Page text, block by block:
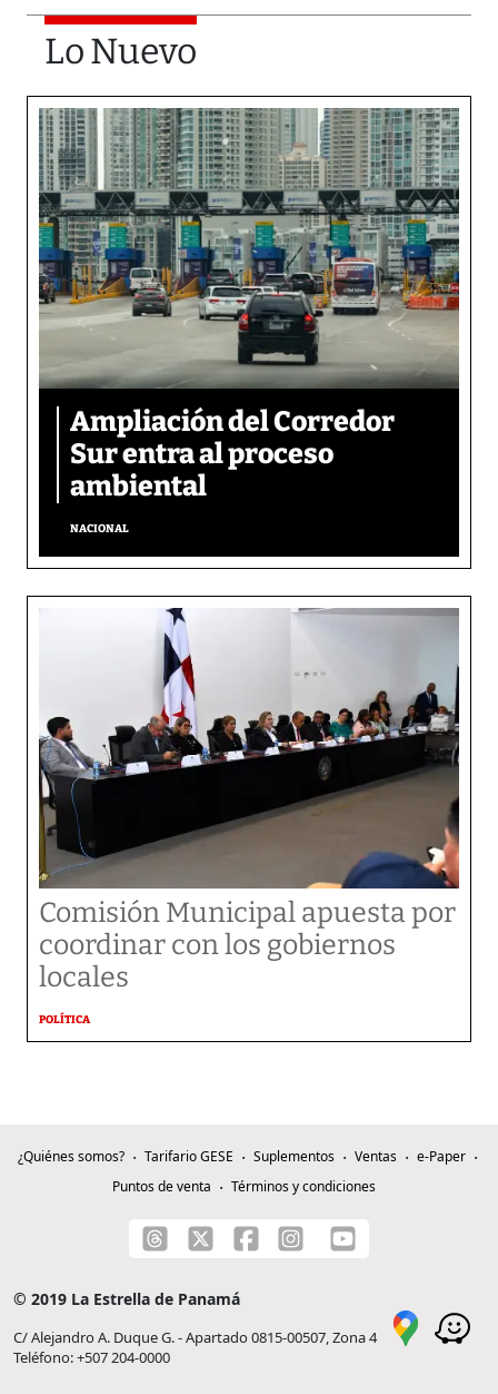
Lo Nuevo
Ampliación del Corredor
Sur entra al proceso
ambiental
NACIONAL
Comisión Municipal apuesta por
coordinar con los gobiernos
locales
POLÍTICA
¿Quiénes somos? Tarifario GESE Suplementos Ventas
e-Paper
Puntos de venta
Términos y condiciones
© 2019 La Estrella de Panamá
C/ Alejandro A. Duque G. - Apartado 0815-00507, Zona 4
Teléfono: +507 204-0000